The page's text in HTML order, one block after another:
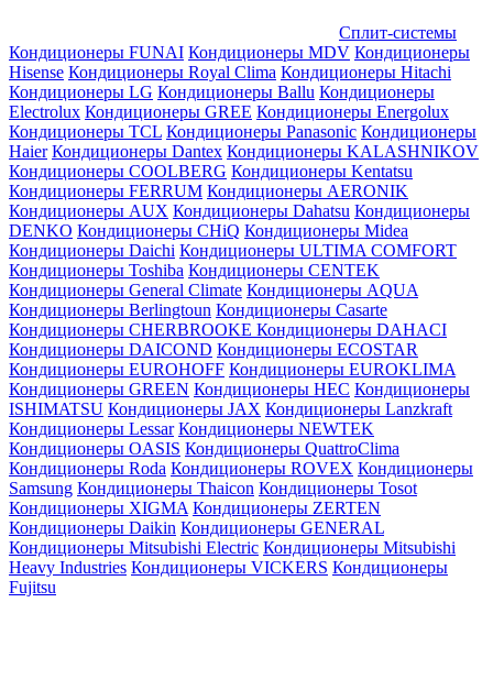
Сплит-системы
Кондиционеры FUNAI Кондиционеры MDV Кондиционеры
Hisense Кондиционеры Royal Clima Кондиционеры Hitachi
Кондиционеры LG Кондиционеры Ballu Кондиционеры
Electrolux Кондиционеры GREE Кондиционеры Energolux
Кондиционеры TCL Кондиционеры Panasonic Кондиционеры
Haier Кондиционеры Dantex Кондиционеры KALASHNIKOV
Кондиционеры СOOLBERG Кондиционеры Kentatsu
Кондиционеры FERRUM Кондиционеры AERONIK
Кондиционеры AUX Кондиционеры Dahatsu Кондиционеры
DENKO Кондиционеры CHiQ Кондиционеры Midea
Кондиционеры Daichi Кондиционеры ULTIMA COMFORT
Кондиционеры Toshiba Кондиционеры CENTEK
Кондиционеры General Climate Кондиционеры AQUA
Кондиционеры Berlingtoun Кондиционеры Casarte
Кондиционеры CHERBROOKE Кондиционеры DAHACI
Кондиционеры DAICOND Кондиционеры ECOSTAR
Кондиционеры EUROHOFF Кондиционеры EUROKLIMA
Кондиционеры GREEN Кондиционеры HEC Кондиционеры
ISHIMATSU Кондиционеры JAX Кондиционеры Lanzkraft
Кондиционеры Lessar Кондиционеры NEWTEK
Кондиционеры OASIS Кондиционеры QuattroClima
Кондиционеры Roda Кондиционеры ROVEX Кондиционеры
Samsung Кондиционеры Thaicon Кондиционеры Tosot
Кондиционеры XIGMA Кондиционеры ZERTEN
Кондиционеры Daikin Кондиционеры GENERAL
Кондиционеры Mitsubishi Electric Кондиционеры Mitsubishi
Heavy Industries Кондиционеры VICKERS Кондиционеры
Fujitsu